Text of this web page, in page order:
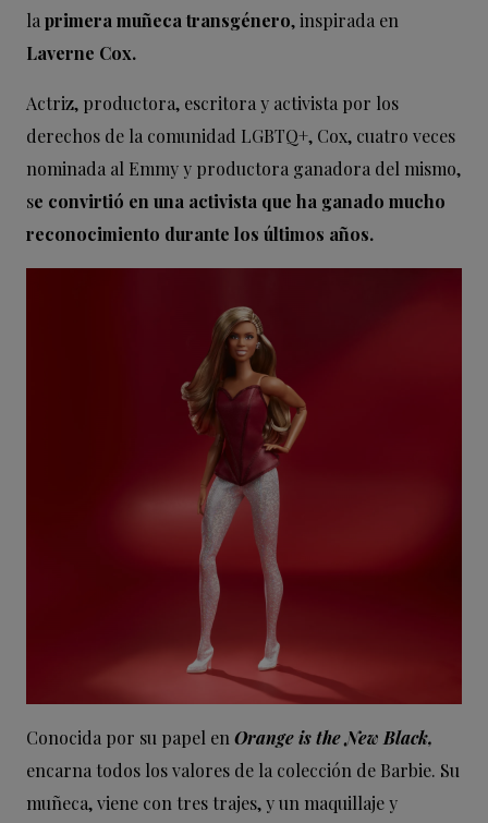
la primera muñeca transgénero, inspirada en
Laverne Cox.
Actriz, productora, escritora y activista por los
derechos de la comunidad LGBTQ+, Cox, cuatro veces
nominada al Emmy y productora ganadora del mismo,
se convirtió en una activista que ha ganado mucho
reconocimiento durante los últimos años.
Conocida por su papel en Orange is the New Black,
encarna todos los valores de la colección de Barbie. Su
muñeca, viene con tres trajes, y un maquillaje y